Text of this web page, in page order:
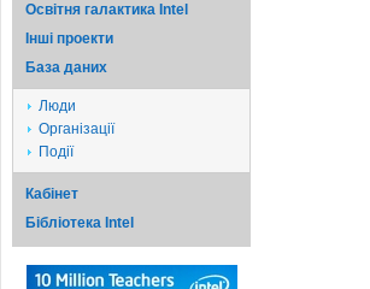
Освітня галактика Intel
Iншi проекти
База даних
Люди
Організації
Події
Кабінет
Бібліотека Intel